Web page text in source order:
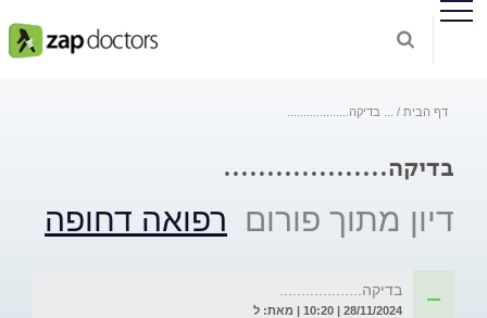
דף הבית בדיקה...................
בדיקה...................
דיון מתוך פורום רפואה דחופה
בדיקה...................
28/11/2024 | 10:20 | מאת: ל